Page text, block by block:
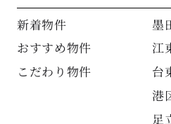
新着物件
おすすめ物件
こだわり物件
墨
江
台
港
足